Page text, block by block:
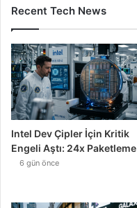
Recent Tech News
Intel Dev Çipler İçin Kritik
Engeli Aştı: 24x Paketleme
6 gün önce